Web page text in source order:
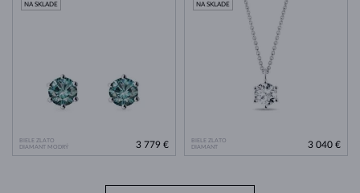
BIELE ZLATO
DIAMANT MODRÝ
NA SKLADE
3 779 €
BIELE ZLATO
DIAMANT
NA SKLADE
3 040 €